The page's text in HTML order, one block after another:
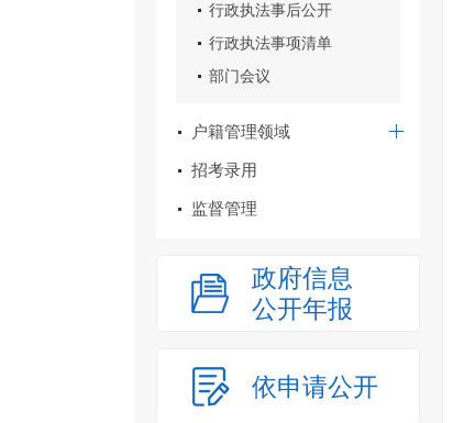
行政执法事后公开
行政执法事项清单
部门会议
户籍管理领域
招考录用
监督管理
政府信息
公开年报
依申请公开